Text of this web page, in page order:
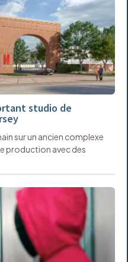
studio de
sur un ancien complexe
production avec des